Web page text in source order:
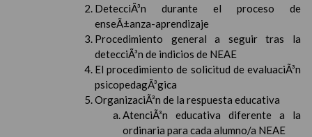
DetecciÃ³n durante el proceso de
enseÃ±anza-aprendizaje
Procedimiento general a seguir tras la
detecciÃ³n de indicios de NEAE
El procedimiento de solicitud de evaluaciÃ³n
psicopedagÃ³gica
OrganizaciÃ³n de la respuesta educativa
AtenciÃ³n educativa diferente a la
ordinaria para cada alumno/a NEAE